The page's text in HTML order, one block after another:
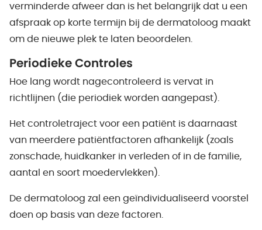
verminderde afweer dan is het belangrijk dat u een
afspraak op korte termijn bij de dermatoloog maakt
om de nieuwe plek te laten beoordelen.
Periodieke Controles
Hoe lang wordt nagecontroleerd is vervat in
richtlijnen (die periodiek worden aangepast).
Het controletraject voor een patiënt is daarnaast
van meerdere patiëntfactoren afhankelijk (zoals
zonschade, huidkanker in verleden of in de familie,
aantal en soort moedervlekken).
De dermatoloog zal een geïndividualiseerd voorstel
doen op basis van deze factoren.